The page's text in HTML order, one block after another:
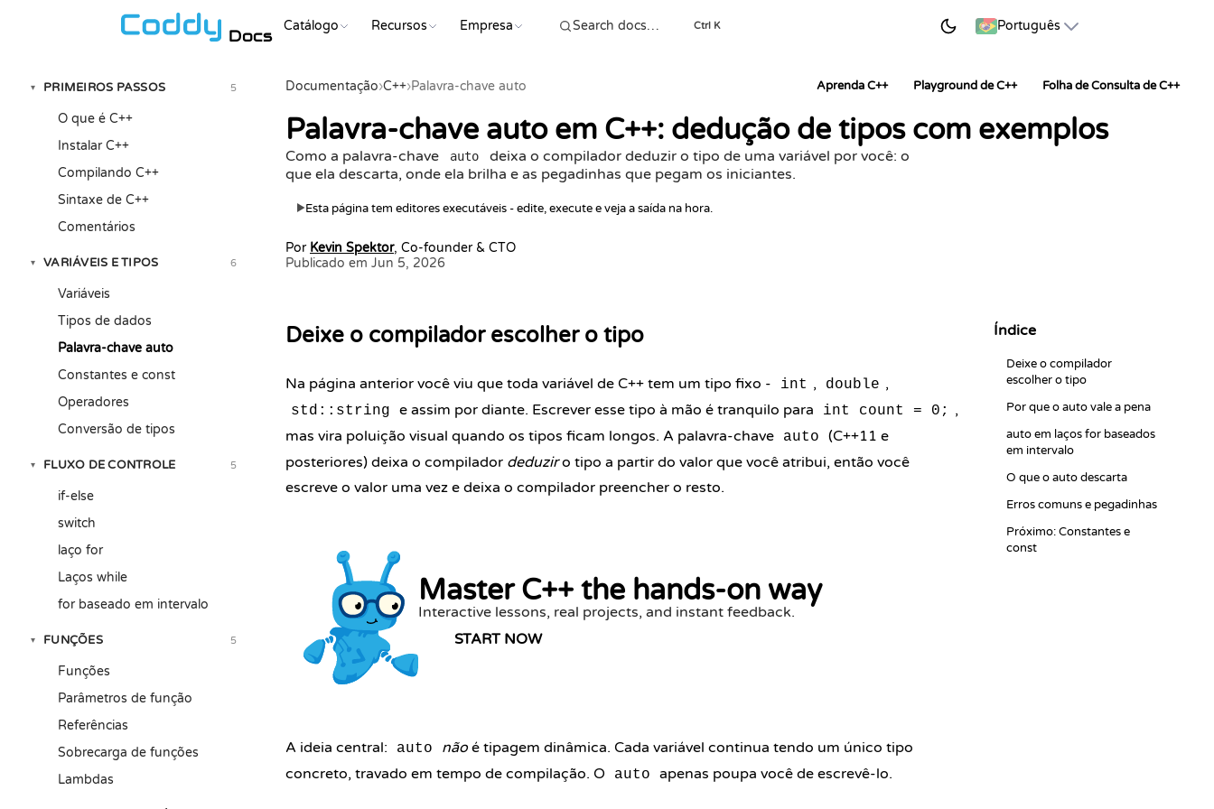
Docs Catálogo Recursos Empresa Ctrl K Português
▾ PRIMEIROS PASSOS 5
O que é C++
Instalar C++
Compilando C++
Sintaxe de C++
Comentários
▾ VARIÁVEIS E TIPOS 6
Variáveis
Tipos de dados
Palavra-chave auto
Constantes e const
Operadores
Conversão de tipos
▾ FLUXO DE CONTROLE 5
if-else
switch
laço for
Laços while
for baseado em intervalo
▾ FUNÇÕES 5
Funções
Parâmetros de função
Referências
Sobrecarga de funções
Lambdas
Documentação›C++›Palavra-chave auto Aprenda C++ Playground de C++ Folha de Consulta de C++
Palavra-chave auto em C++: dedução de tipos com exemplos
Como a palavra-chave auto
deixa o compilador deduzir o tipo de uma variável por você: o
que ela descarta, onde ela brilha e as pegadinhas que pegam os iniciantes.
▶Esta página tem editores executáveis - edite, execute e veja a saída na hora.
Por Kevin Spektor, Co-founder & CTO
Publicado em Jun 5, 2026
Deixe o compilador escolher o tipo
Na página anterior você viu que toda variável de C++ tem um tipo fixo - int , double ,
std::string e assim por diante. Escrever esse tipo à mão é tranquilo para int count = 0;
,
mas vira poluição visual quando os tipos ficam longos. A palavra-chave
auto
(C++11 e
posteriores) deixa o compilador deduziro tipo a partir do valor que você atribui, então você
escreve o valor uma vez e deixa o compilador preencher o resto.
Master C++ the hands-on way
Interactive lessons, real projects, and instant feedback.
START NOW
A ideia central: auto nãoé tipagem dinâmica. Cada variável continua tendo um único tipo
concreto, travado em tempo de compilação. O
auto apenas poupa você de escrevê-lo.
Índice
Deixe o compilador
escolher o tipo
Por que o auto vale a pena
auto em laços for baseados
em intervalo
O que o auto descarta
Erros comuns e pegadinhas
Próximo: Constantes e
const